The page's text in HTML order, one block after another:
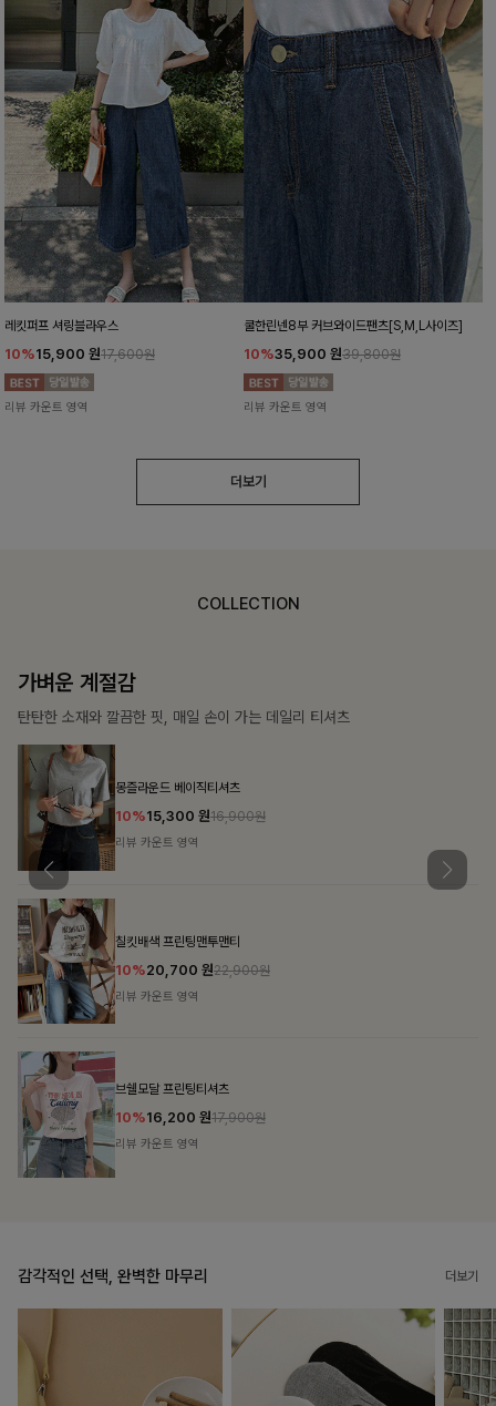
레킷퍼프 셔링블라우스
10%15,900 원17,600원
리뷰 카운트 영역
쿨한린넨8부 커브와이드팬츠[S,M,L사이즈]
10%35,900 원39,800원
리뷰 카운트 영역
더보기
COLLECTION
가장 쉬운 코디
특별한 날부터 일상까지 함께하는 룩
감각적인 선택, 완벽한 마무리 더보기